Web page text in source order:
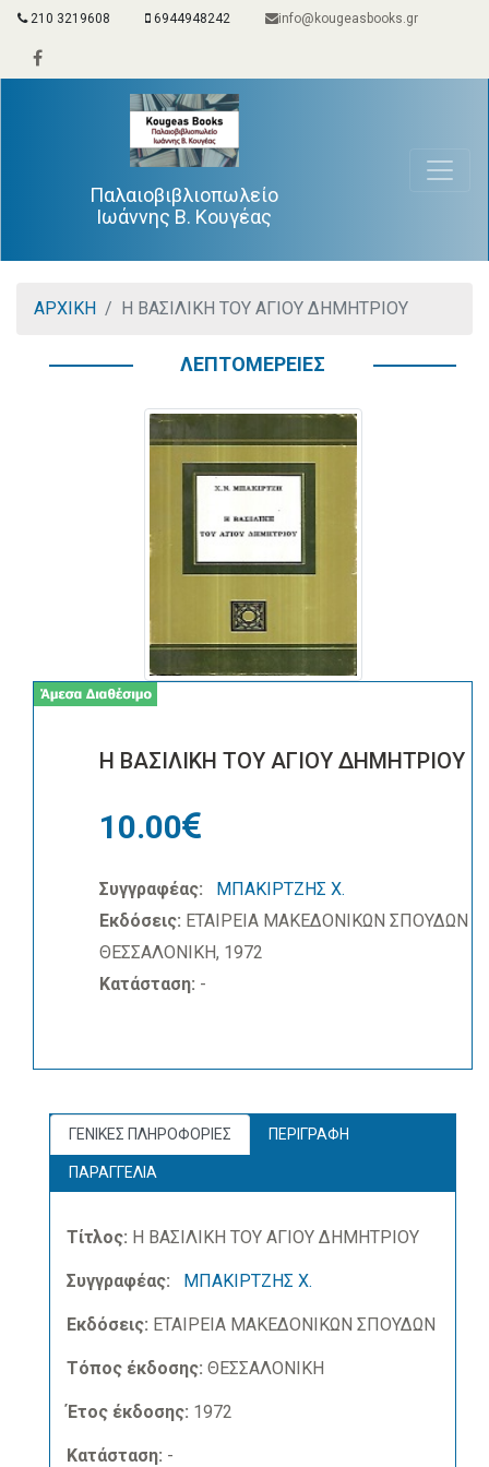
210 3219608 6944948242 info@kougeasbooks.gr
Παλαιοβιβλιοπωλείο
Ιωάννης Β. Κουγέας
ΑΡΧΙΚΗ Η ΒΑΣΙΛΙΚΗ ΤΟΥ ΑΓΙΟΥ ΔΗΜΗΤΡΙΟΥ
ΛΕΠΤΟΜΕΡΕΙΕΣ
Η ΒΑΣΙΛΙΚΗ ΤΟΥ ΑΓΙΟΥ ΔΗΜΗΤΡΙΟΥ
10.00
Συγγραφέας:
ΜΠΑΚΙΡΤΖΗΣ Χ.
Εκδόσεις: ΕΤΑΙΡΕΙΑ ΜΑΚΕΔΟΝΙΚΩΝ ΣΠΟΥΔΩΝ
ΘΕΣΣΑΛΟΝΙΚΗ, 1972
Κατάσταση: -
ΓΕΝΙΚΕΣ ΠΛΗΡΟΦΟΡΙΕΣ ΠΕΡΙΓΡΑΦΗ
ΠΑΡΑΓΓΕΛΙΑ
Τίτλος: Η ΒΑΣΙΛΙΚΗ ΤΟΥ ΑΓΙΟΥ ΔΗΜΗΤΡΙΟΥ
Συγγραφέας: ΜΠΑΚΙΡΤΖΗΣ Χ.
Εκδόσεις: ΕΤΑΙΡΕΙΑ ΜΑΚΕΔΟΝΙΚΩΝ ΣΠΟΥΔΩΝ
Τόπος έκδοσης: ΘΕΣΣΑΛΟΝΙΚΗ
Έτος έκδοσης: 1972
Κατάσταση: -